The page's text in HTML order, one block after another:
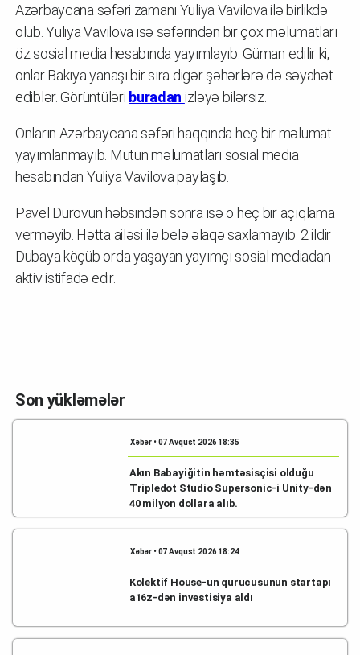
Azərbaycana səfəri zamanı Yuliya Vavilova ilə birlikdə
olub. Yuliya Vavilova isə səfərindən bir çox məlumatları
öz sosial media hesabında yayımlayıb. Güman edilir ki,
onlar Bakıya yanaşı bir sıra digər şəhərlərə də səyahət
ediblər. Görüntüləri buradan izləyə bilərsiz.
Onların Azərbaycana səfəri haqqında heç bir məlumat
yayımlanmayıb. Mütün məlumatları sosial media
hesabından Yuliya Vavilova paylaşıb.
Pavel Durovun həbsindən sonra isə o heç bir açıqlama
verməyib. Hətta ailəsi ilə belə əlaqə saxlamayıb. 2 ildir
Dubaya köçüb orda yaşayan yayımçı sosial mediadan
aktiv istifadə edir.
Son yükləmələr
Xəbər • 07 Avqust 2026 18:35
Akın Babayiğitin həmtəsisçisi olduğu
Tripledot Studio Supersonic-i Unity-dən
40 milyon dollara alıb.
Xəbər • 07 Avqust 2026 18:24
Kolektif House-un qurucusunun startapı
a16z-dən investisiya aldı